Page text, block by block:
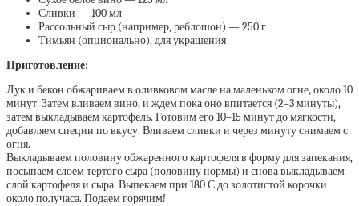
Сливки — 100 мл
Рассольный сыр (например, реблошон) — 250 г
Тимьян (опционально), для украшения
Приготовление:
Лук и бекон обжариваем в оливковом масле на маленьком огне, около 10
минут. Затем вливаем вино, и ждем пока оно впитается (2–3 минуты),
затем выкладываем картофель. Готовим его 10–15 минут до мягкости,
добавляем специи по вкусу. Вливаем сливки и через минуту снимаем с
огня.
Выкладываем половину обжаренного картофеля в форму для запекания,
посыпаем слоем тертого сыра (половину нормы) и снова выкладываем
слой картофеля и сыра. Выпекаем при 180 С до золотистой корочки
около получаса. Подаем горячим!